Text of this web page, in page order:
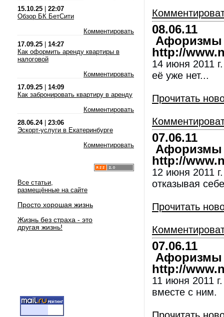
15.10.25
22:07
Обзор БК БетСити
Комментировать
17.09.25
14:27
Как оформить аренду квартиры в
налоговой
Комментировать
17.09.25
14:09
Как забронировать квартиру в аренду
Комментировать
28.06.24| 23:06
Эскорт-услуги в Екатеринбурге
Комментировать
Все статьи,
размещённые на сайте
Просто хорошая жизнь
Жизнь без страха - это
другая жизнь!
08.06.11
Афоризмы
http://
14 июня 2011
её уже нет...
Прочитать
07.06.11
Афоризмы
http://
12 июня 2011
отказывая
Прочитать
07.06.11
Афоризмы
http://
11 июня 2011
вместе с ним.